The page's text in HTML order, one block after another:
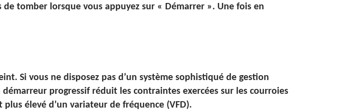
tomber lorsque vous appuyez sur « Démarrer ». Une fois en
Si vous ne disposez pas d’un système sophistiqué de gestion
progressif réduit les contraintes exercées sur les courroies
élevé d’un variateur de fréquence (VFD).